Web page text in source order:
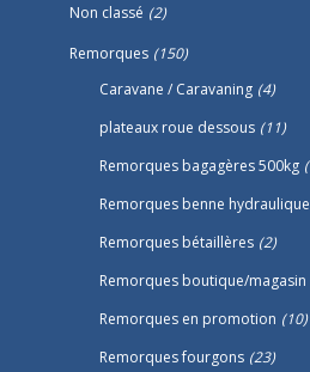
Non classé (2)
Remorques (150)
Caravane / Caravaning (4)
plateaux roue dessous (11)
Remorques bagagères 500kg
Remorques benne hydraulique
Remorques bétaillères (2)
Remorques boutique/magasin
Remorques en promotion (10)
Remorques fourgons (23)